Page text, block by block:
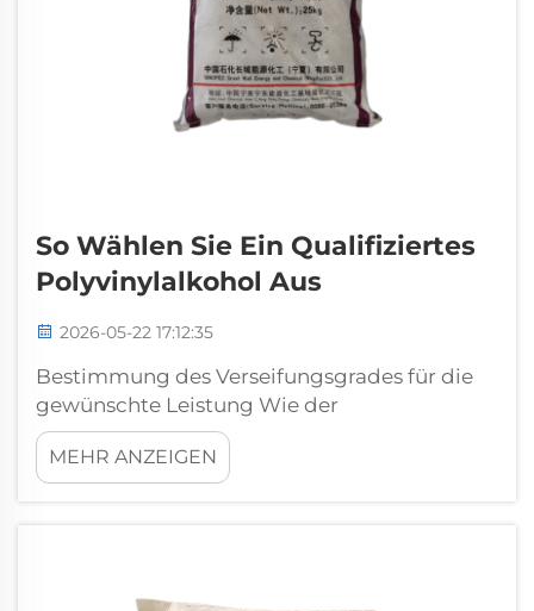
So Wählen Sie Ein Qualifiziertes
Polyvinylalkohol Aus
2026-05-22 17:12:35
Bestimmung des Verseifungsgrades für die
gewünschte Leistung Wie der
Alkoholysegrad die Löslichkeit, Filmfestigkeit
und thermische Stabilität bestimmt Der
Verseifungsgrad – oder Alkoholysegrad – von
MEHR ANZEIGEN